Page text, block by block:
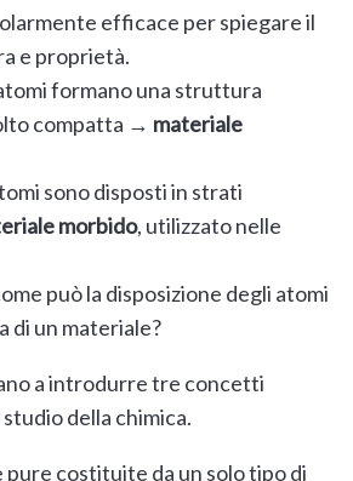
efficace per spiegare il
e proprietà.
formano una struttura
compatta → materiale
sono disposti in strati
morbido, utilizzato nelle
può la disposizione degli atomi
di un materiale?
a introdurre tre concetti
della chimica.
pure costituite da un solo tipo di